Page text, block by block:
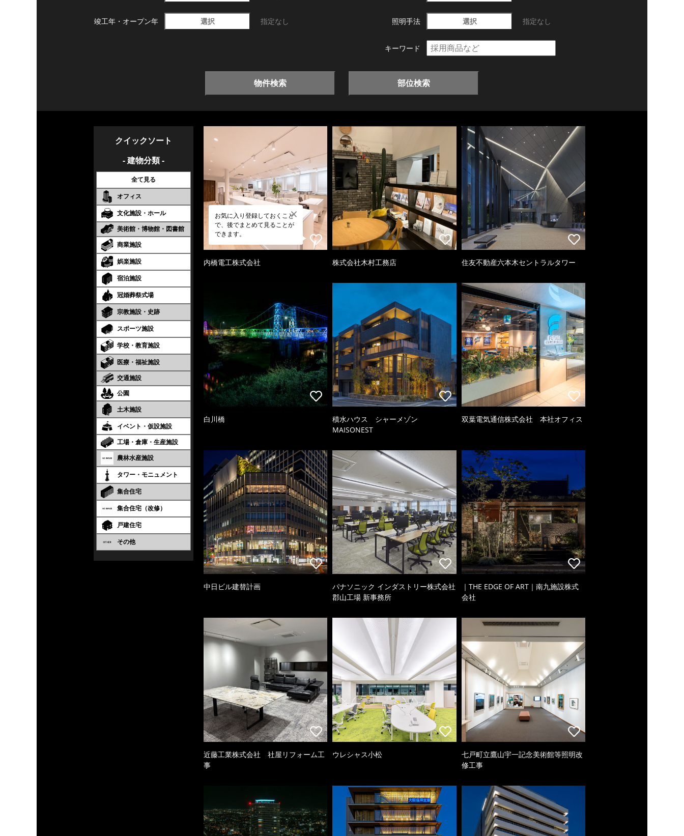
竣工年・ オープン年 選択 指定なし 照明手法 選択 指定なし
キーワード
物件検索 部位検索
クイックソート
- 建物分類 -
全て見る
オフィス
文化施設・ホール
美術館・博物館・図書館
商業施設
娯楽施設
宿泊施設
冠婚葬祭式場
宗教施設・史跡
スポーツ施設
学校・教育施設
医療・福祉施設
交通施設
公園
土木施設
イベント・仮設施設
工場・倉庫・生産施設
農林水産施設
タワー・モニュメント
集合住宅
集合住宅（改修）
戸建住宅
その他
お気に入り登録しておくこと
で、後でまとめて見ることが
できます。
内橋電工株式会社 株式会社木村工務店 住友不動産六本木セントラルタワー
白川橋
積水ハウス シャーメゾン
MAISONEST
双葉電気通信株式会社 本社オフィス
中日ビル建替計画
パナソニック インダストリー株式会社
郡山工場 新事務所
｜THE EDGE OF ART｜南九施設株式
会社
近藤工業株式会社 社屋リフォーム工
事
ウレシャス小松
七戸町立鷹山宇一記念美術館等照明改
修工事